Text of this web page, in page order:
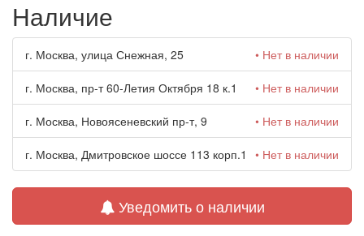
Наличие
г. Москва, улица Снежная, 25 • Нет в наличии
г. Москва, пр-т 60-Летия Октября 18 к.1 • Нет в наличии
г. Москва, Новоясеневский пр-т, 9 • Нет в наличии
г. Москва, Дмитровское шоссе 113 корп.1 • Нет в наличии
Уведомить о наличии